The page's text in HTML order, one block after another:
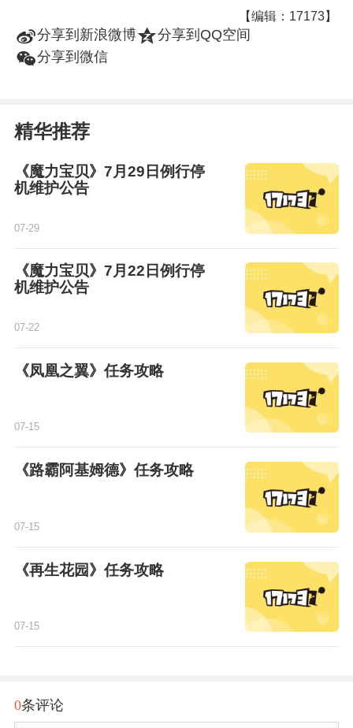
【编辑：17173】
t分享到新浪微博z分享到QQ空间
w分享到微信
精华推荐
《魔力宝贝》7月29日例行停
机维护公告
07-29
《魔力宝贝》7月22日例行停
机维护公告
07-22
《凤凰之翼》任务攻略
07-15
《路霸阿基姆德》任务攻略
07-15
《再生花园》任务攻略
07-15
0条评论